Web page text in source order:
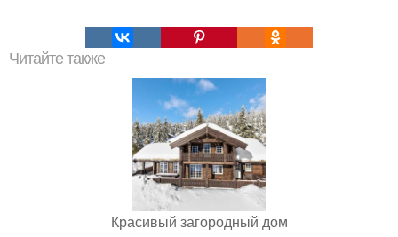
Читайте также
Красивый загородный дом